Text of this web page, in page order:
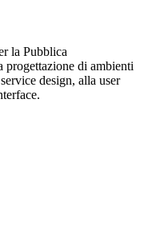
la Pubblica
progettazione di ambienti
design, alla user